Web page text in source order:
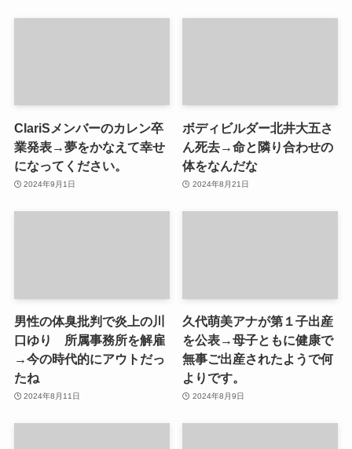
ClariSメンバーのカレン卒
業発表→夢をかなえて幸せ
になってください。
2024年9月1日
ボディビルダー北井大五さ
ん死去→命と隣り合わせの
体をなんだな
2024年8月21日
男性の体臭批判で炎上の川
口ゆり 所属事務所を解雇
→今の時代的にアウトだっ
たね
2024年8月11日
久代萌美アナが第１子出産
を公表→母子ともに健康で
無事ご出産されたようで何
よりです。
2024年8月9日